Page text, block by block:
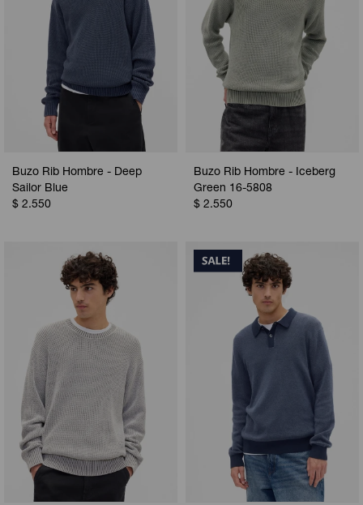
Buzo Rib Hombre - Deep
Sailor Blue
$ 2.550
Buzo Rib Hombre - Iceberg
Green 16-5808
$ 2.550